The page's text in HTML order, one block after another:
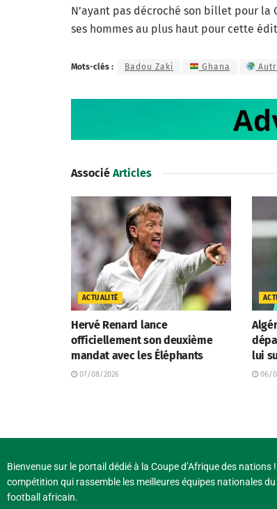
N’ayant pas décroché son billet pour
ses hommes au plus haut pour cette
Mots-clés : Badou Zaki Ghana
Associé Articles
ACTUALITÉ
Hervé Renard lance
officiellement son deuxième
mandat avec les Éléphants
07/08/2026
lui
06/
Bienvenue sur le portail dédié à la Coupe d’Afrique des
compétition qui rassemble les meilleures équipes nationales
football africain.